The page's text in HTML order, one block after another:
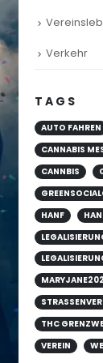
Verkehr
TAGS
AUTO FAHREN
CANNABIS
CANNBIS
HANF
THC
VEREIN